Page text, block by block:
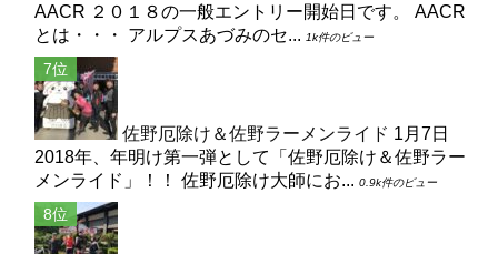
AACR ２０１８の一般エントリー開始日です。 AACR
とは・・・ アルプスあづみのセ... 1k件のビュー
佐野厄除け＆佐野ラーメンライド 1月7日
2018年、年明け第一弾として「佐野厄除け＆佐野ラー
メンライド」！！ 佐野厄除け大師にお... 0.9k件のビュー